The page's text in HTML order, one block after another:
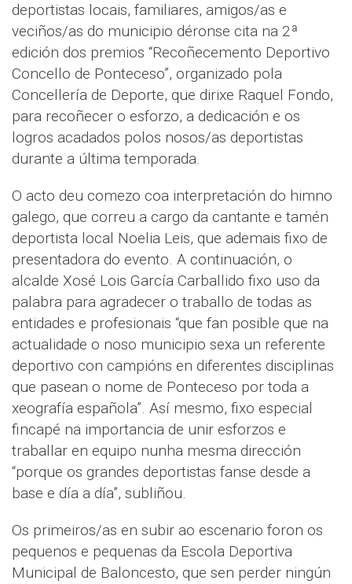
deportistas locais, familiares, amigos/as e
veciños/as do municipio déronse cita na 2ª
edición dos premios “Recoñecemento Deportivo
Concello de Ponteceso”, organizado pola
Concellería de Deporte, que dirixe Raquel Fondo,
para recoñecer o esforzo, a dedicación e os
logros acadados polos nosos/as deportistas
durante a última temporada.
O acto deu comezo coa interpretación do himno
galego, que correu a cargo da cantante e tamén
deportista local Noelia Leis, que ademais fixo de
presentadora do evento. A continuación, o
alcalde Xosé Lois García Carballido fixo uso da
palabra para agradecer o traballo de todas as
entidades e profesionais “que fan posible que na
actualidade o noso municipio sexa un referente
deportivo con campións en diferentes disciplinas
que pasean o nome de Ponteceso por toda a
xeografía española”. Así mesmo, fixo especial
fincapé na importancia de unir esforzos e
traballar en equipo nunha mesma dirección
“porque os grandes deportistas fanse desde a
base e día a día”, subliñou.
Os primeiros/as en subir ao escenario foron os
pequenos e pequenas da Escola Deportiva
Municipal de Baloncesto, que sen perder ningún